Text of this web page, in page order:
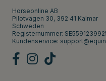
Horseonline AB
Pilotvägen 30, 392 41 Kalmar
Schweden
Registernummer:
Kundenservice: